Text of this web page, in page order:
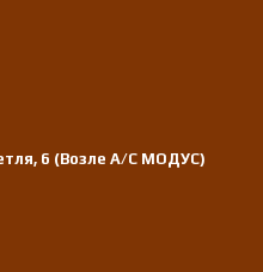
6 (Возле А/С МОДУС)